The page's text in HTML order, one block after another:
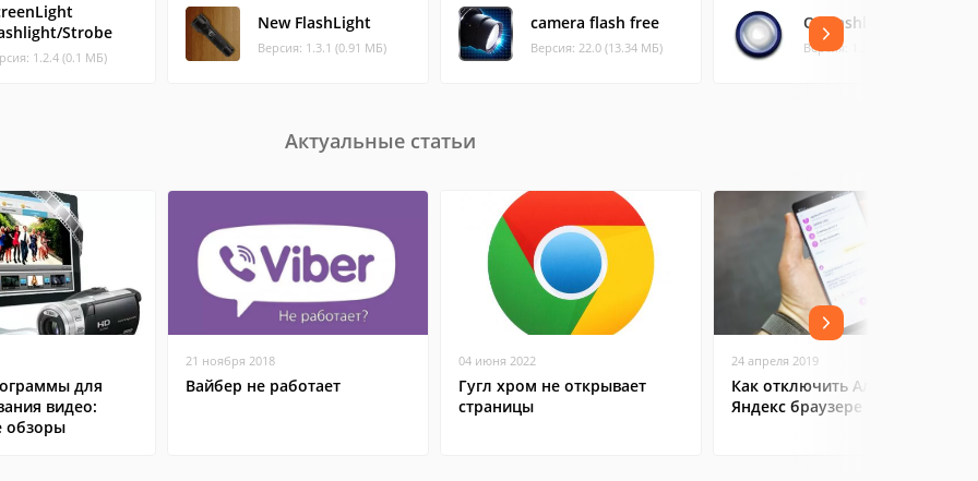
Strobe
1.2.4 (0.1 МБ)
New FlashLight
Версия: 1.3.1 (0.91 МБ)
camera flash free
Версия: 22.0 (13.34 МБ)
OI Flashlight
Версия: 1.2.3 (0.25 МБ)
Актуальные статьи
для
видео:
обзоры
21 ноября 2018
Вайбер не работает
04 июня 2022
Гугл хром не открывает
страницы
24 апреля 2019
Как отключить Алису в
Яндекс браузере